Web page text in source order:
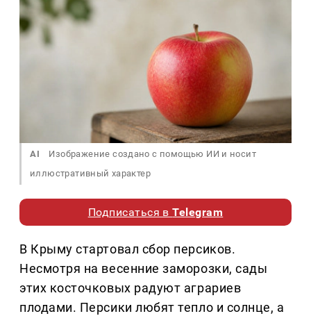
AI
Изображение создано с помощью ИИ и носит
иллюстративный характер
Подписаться вTelegram
В Крыму стартовал сбор персиков.
Несмотря на весенние заморозки, сады
этих косточковых радуют аграриев
плодами. Персики любят тепло и солнце, а